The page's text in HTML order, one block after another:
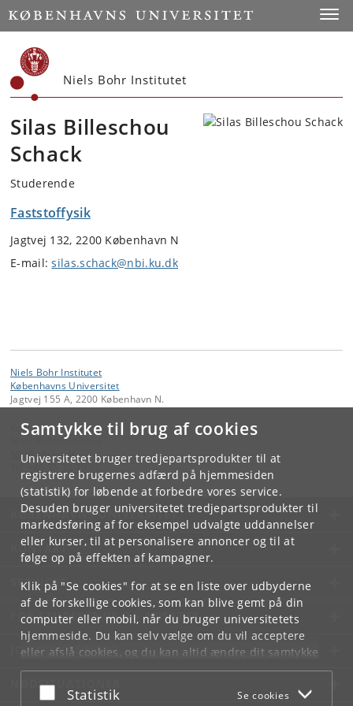
Samtykke til brug af cookies
Universitetet bruger tredjepartsprodukter til at
registrere brugernes adfærd på hjemmesiden
(statistik) for løbende at forbedre vores service.
Desuden bruger universitetet tredjepartsprodukter til
markedsføring af for eksempel udvalgte uddannelser
eller kurser, til at personalisere annoncer og til at
følge op på effekten af kampagner.
Klik på "Se cookies" for at se en liste over udbyderne
af de forskellige cookies, som kan blive gemt på din
computer eller mobil, når du bruger universitetets
hjemmeside. Du kan selv vælge om du vil acceptere
eller afslå cookies, og du kan altid ændre dit samtykke
underCookie- og privatlivspolitiksom du finder i
bunden af hver side.
Acceptér eller afslå
Statistik Se cookies
Start
Niels Bohr Institutet
Silas Billeschou
Schack
Studerende
Faststoffysik
Jagtvej 132, 2200 København N
E-mail:silas.schack@nbi.ku.dk
Niels Bohr Institutet
Københavns Universitet
Jagtvej 155 A, 2200 København N.
Kontakt:
Niels Bohr Institutet
NBI@ nbi ku.dk
KØBENHAVNS UNIVERSITET
KONTAKT
SERVICES
FOR STUDERENDE OG ANSATTE
JOB OG KARRIERE
NØDSITUATIONER